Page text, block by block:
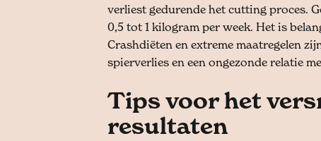
verliest gedurende het cutting proces.
0,5 tot 1 kilogram per week. Het is
Crashdiëten en extreme maatregelen
spierverlies en een ongezonde relatie
Tips voor het
resultaten